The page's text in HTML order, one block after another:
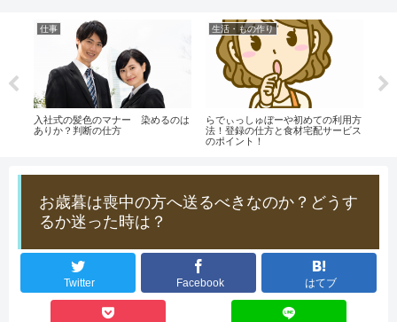
仕事
入社式の髪色のマナー 染めるのは
ありか？判断の仕方
生活・もの作り
らでぃっしゅぼーや初めての利用方
法！登録の仕方と食材宅配サービス
のポイント！
お歳暮は喪中の方へ送るべきなのか？どうす
るか迷った時は？
Twitter Facebook はてブ